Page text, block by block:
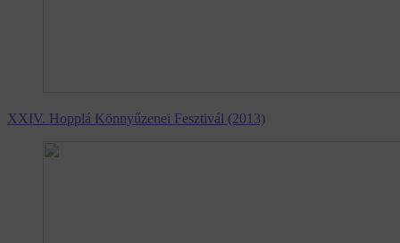
XXIV. Hopplá Könnyűzenei Fesztivál (2013)